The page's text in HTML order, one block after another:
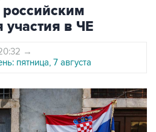
участия в ЧЕ
→
пятница, 7 августа